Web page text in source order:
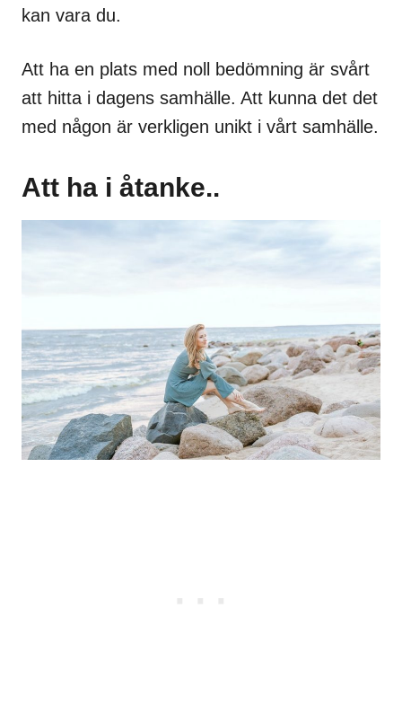
kan vara du.
Att ha en plats med noll bedömning är svårt
att hitta i dagens samhälle. Att kunna det det
med någon är verkligen unikt i vårt samhälle.
Att ha i åtanke..